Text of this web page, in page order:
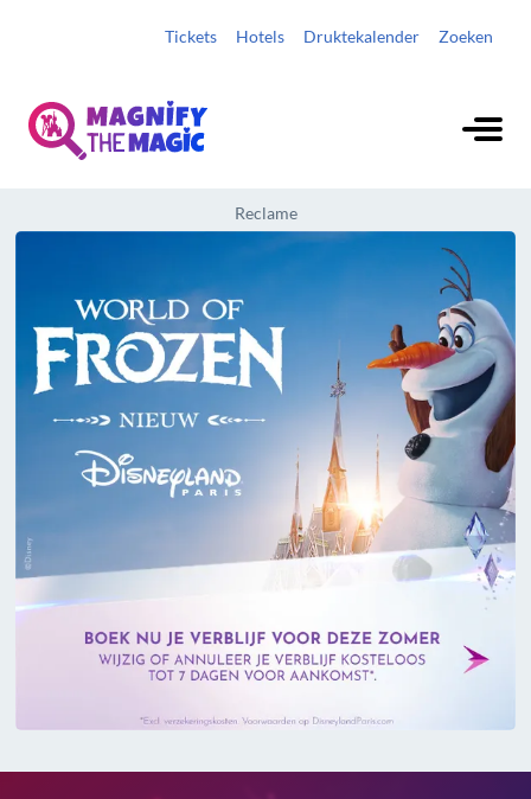
Tickets Hotels Druktekalender Zoeken
Reclame